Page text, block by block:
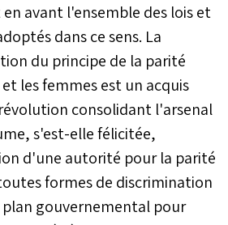
avant l'ensemble des lois et
dans ce sens. La
du principe de la parité
les femmes est un acquis
consolidant l'arsenal
s'est-elle félicitée,
d'une autorité pour la parité
formes de discrimination
gouvernemental pour